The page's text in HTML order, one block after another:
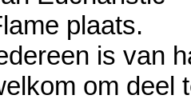
plaats.
is van
om deel